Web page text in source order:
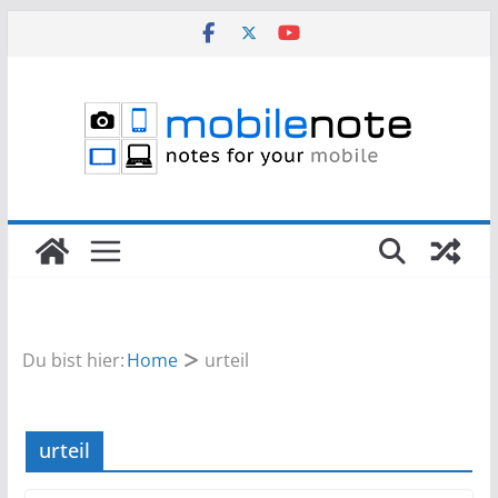
Du bist hier:Home urteil
urteil